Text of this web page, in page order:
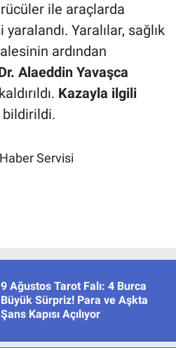
ile araçlarda
Yaralılar, sağlık
ardından
Alaeddin Yavaşca
Kazayla ilgili
bildirildi.
Servisi
9 Ağustos Tarot Falı: 4 Burca
Büyük Sürpriz! Para ve Aşkta
Şans Kapısı Açılıyor